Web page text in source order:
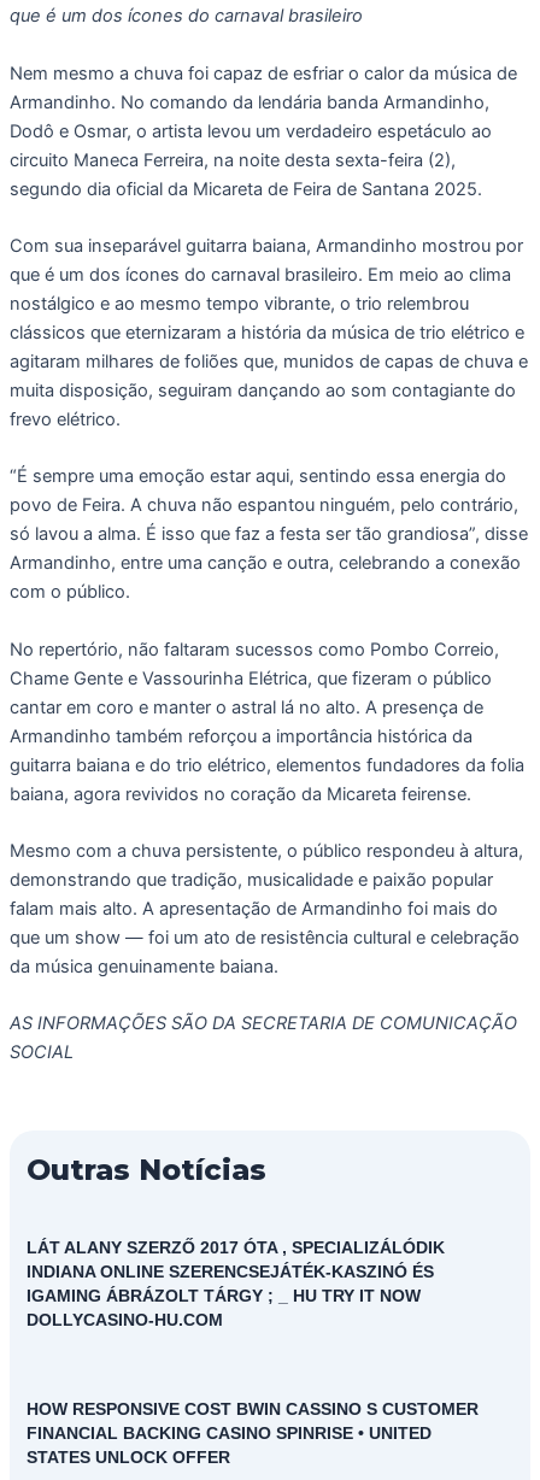
que é um dos ícones do carnaval brasileiro
Nem mesmo a chuva foi capaz de esfriar o calor da música de
Armandinho. No comando da lendária banda Armandinho,
Dodô e Osmar, o artista levou um verdadeiro espetáculo ao
circuito Maneca Ferreira, na noite desta sexta-feira (2),
segundo dia oficial da Micareta de Feira de Santana 2025.
Com sua inseparável guitarra baiana, Armandinho mostrou por
que é um dos ícones do carnaval brasileiro. Em meio ao clima
nostálgico e ao mesmo tempo vibrante, o trio relembrou
clássicos que eternizaram a história da música de trio elétrico e
agitaram milhares de foliões que, munidos de capas de chuva e
muita disposição, seguiram dançando ao som contagiante do
frevo elétrico.
“É sempre uma emoção estar aqui, sentindo essa energia do
povo de Feira. A chuva não espantou ninguém, pelo contrário,
só lavou a alma. É isso que faz a festa ser tão grandiosa”, disse
Armandinho, entre uma canção e outra, celebrando a conexão
com o público.
No repertório, não faltaram sucessos como Pombo Correio,
Chame Gente e Vassourinha Elétrica, que fizeram o público
cantar em coro e manter o astral lá no alto. A presença de
Armandinho também reforçou a importância histórica da
guitarra baiana e do trio elétrico, elementos fundadores da folia
baiana, agora revividos no coração da Micareta feirense.
Mesmo com a chuva persistente, o público respondeu à altura,
demonstrando que tradição, musicalidade e paixão popular
falam mais alto. A apresentação de Armandinho foi mais do
que um show — foi um ato de resistência cultural e celebração
da música genuinamente baiana.
AS INFORMAÇÕES SÃO DA SECRETARIA DE COMUNICAÇÃO
SOCIAL
Outras Notícias
LÁT ALANY SZERZŐ 2017 ÓTA , SPECIALIZÁLÓDIK
INDIANA ONLINE SZERENCSEJÁTÉK-KASZINÓ ÉS
IGAMING ÁBRÁZOLT TÁRGY ; _ HU TRY IT NOW
DOLLYCASINO-HU.COM
HOW RESPONSIVE COST BWIN CASSINO S CUSTOMER
FINANCIAL BACKING CASINO SPINRISE • UNITED
STATES UNLOCK OFFER